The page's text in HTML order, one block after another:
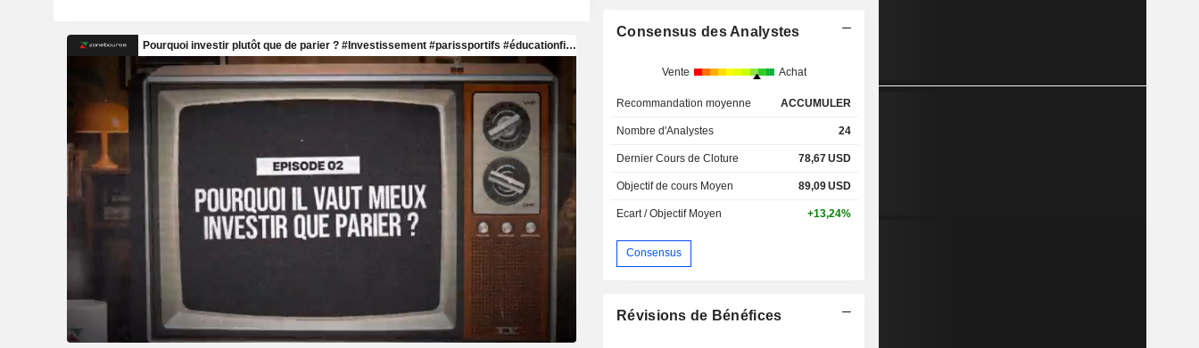
Consensus des Analystes
Vente Achat
Recommandation moyenne ACCUMULER
Nombre d'Analystes 24
Dernier Cours de Cloture 78,67USD
Objectif de cours Moyen 89,09USD
Ecart / Objectif Moyen +13,24%
Consensus
Révisions de Bénéfices